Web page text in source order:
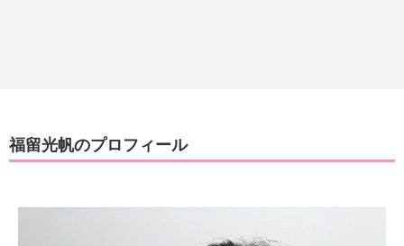
福留光帆のプロフィール